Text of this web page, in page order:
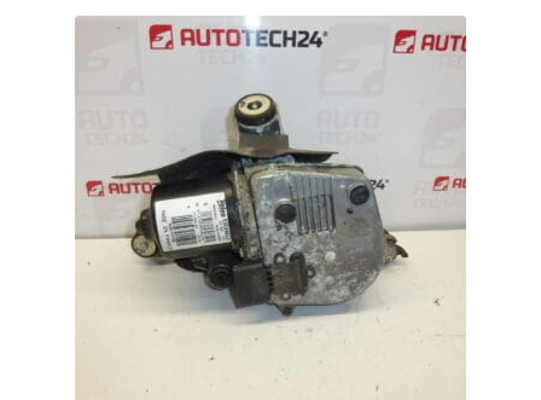
Rimostranza
Termini e condizioni